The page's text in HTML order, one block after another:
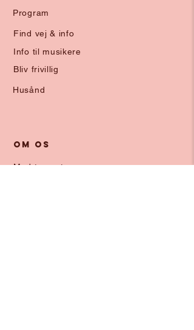
Program
Find vej & info
Info til musikere
Bliv frivillig
Husånd
OM OS
Mød teamet